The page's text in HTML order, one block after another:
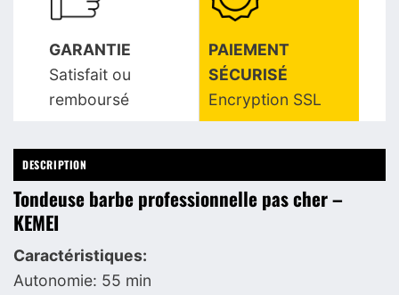
GARANTIE
Satisfait ou
remboursé
PAIEMENT
SÉCURISÉ
Encryption SSL
DESCRIPTION
Tondeuse barbe professionnelle pas cher –
KEMEI
Caractéristiques:
Autonomie: 55 min